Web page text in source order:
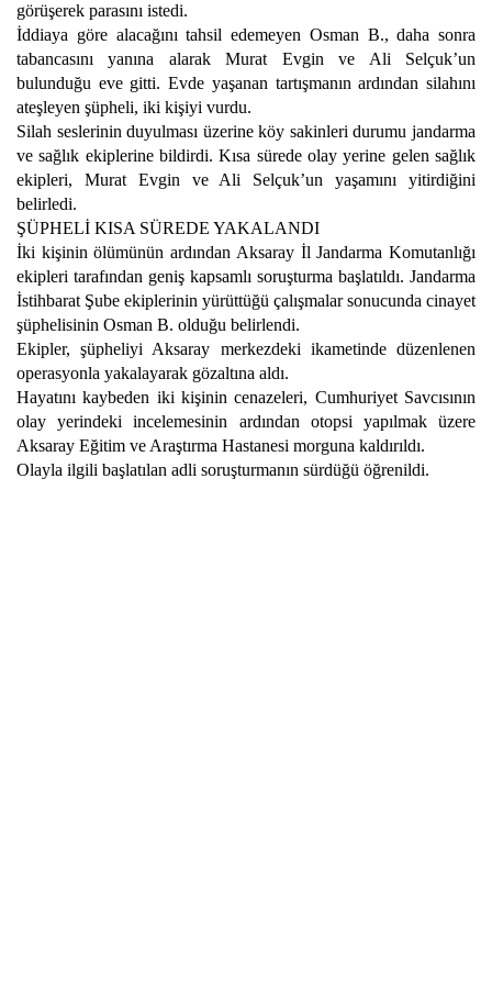
görüşerek parasını istedi.
İddiaya göre alacağını tahsil edemeyen Osman B., daha sonra
tabancasını yanına alarak Murat Evgin ve Ali Selçuk’un
bulunduğu eve gitti. Evde yaşanan tartışmanın ardından silahını
ateşleyen şüpheli, iki kişiyi vurdu.
Silah seslerinin duyulması üzerine köy sakinleri durumu jandarma
ve sağlık ekiplerine bildirdi. Kısa sürede olay yerine gelen sağlık
ekipleri, Murat Evgin ve Ali Selçuk’un yaşamını yitirdiğini
belirledi.
ŞÜPHELİ KISA SÜREDE YAKALANDI
İki kişinin ölümünün ardından Aksaray İl Jandarma Komutanlığı
ekipleri tarafından geniş kapsamlı soruşturma başlatıldı. Jandarma
İstihbarat Şube ekiplerinin yürüttüğü çalışmalar sonucunda cinayet
şüphelisinin Osman B. olduğu belirlendi.
Ekipler, şüpheliyi Aksaray merkezdeki ikametinde düzenlenen
operasyonla yakalayarak gözaltına aldı.
Hayatını kaybeden iki kişinin cenazeleri, Cumhuriyet Savcısının
olay yerindeki incelemesinin ardından otopsi yapılmak üzere
Aksaray Eğitim ve Araştırma Hastanesi morguna kaldırıldı.
Olayla ilgili başlatılan adli soruşturmanın sürdüğü öğrenildi.